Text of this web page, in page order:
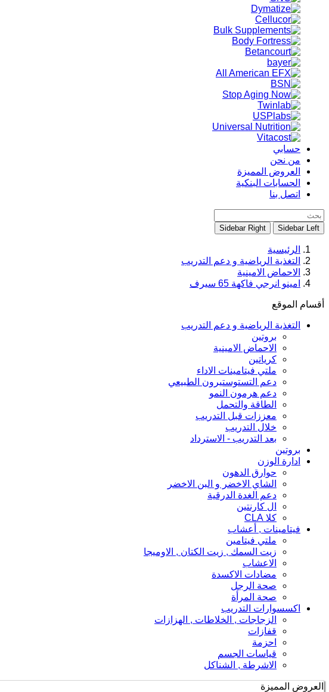
حسابي
من نحن
العروض المميزة
الحسابات البنكية
اتصل بنا
Sidebar Left
Sidebar Right
الرئيسية
التغذية الرياضية و دعم التدريب
الاحماض الامينية
امينو انرجي فاكهة 65 سيرف
أقسام الموقع
التغذية الرياضية و دعم التدريب
بروتين
الاحماض الامينية
كرياتين
ملتي فيتامينات الاداء
دعم التستوستيرون الطبيعي
دعم هرمون النمو
الطاقة والتحمل
معززات قبل التدريب
خلال التدريب
بعد التدريب - الاسترداد
بروتين
ادارة الوزن
حوارق الدهون
الشاي الاخضر و البن الاخضر
دعم الغدة الدرقية
ال كارنتين
كلا CLA
فيتامينات , أعشاب
ملتي فيتامين
زيت السمك , زيت الكتان , الاوميجا
الاعشاب
مضادات الاكسدة
صحة الرجل
صحة المرأة
اكسسوارات التدريب
الزجاجات , الخلاطات , الهزازات
قفازات
احزمة
قياسات الجسم
الاشرطة , الشناكل
العروض المميزة